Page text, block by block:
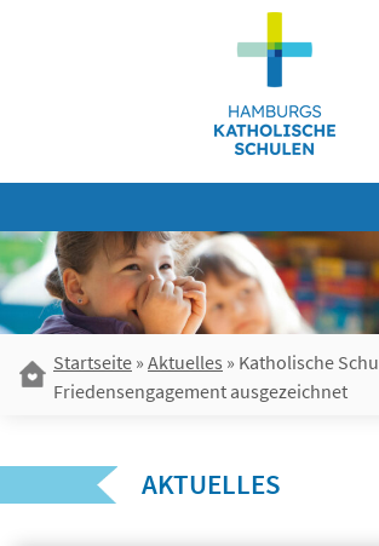
Startseite » Aktuelles » Katholische
Friedensengagement ausgezeichnet
AKTUELLES